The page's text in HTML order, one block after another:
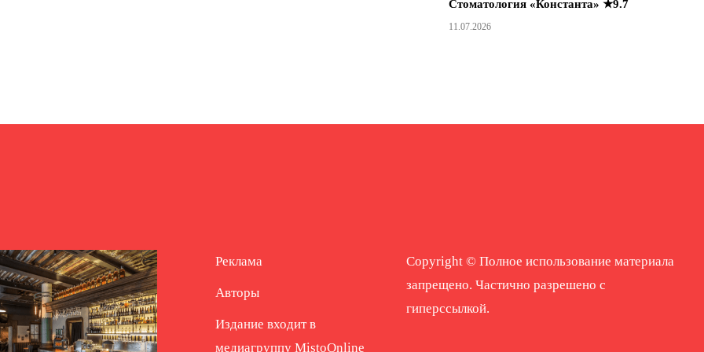
Стоматология «Константа» ★9.7
11.07.2026
Реклама
Авторы
Издание входит в
медиагруппу MistoOnline
Copyright © Полное использование материала
запрещено. Частично разрешено с
гиперссылкой.